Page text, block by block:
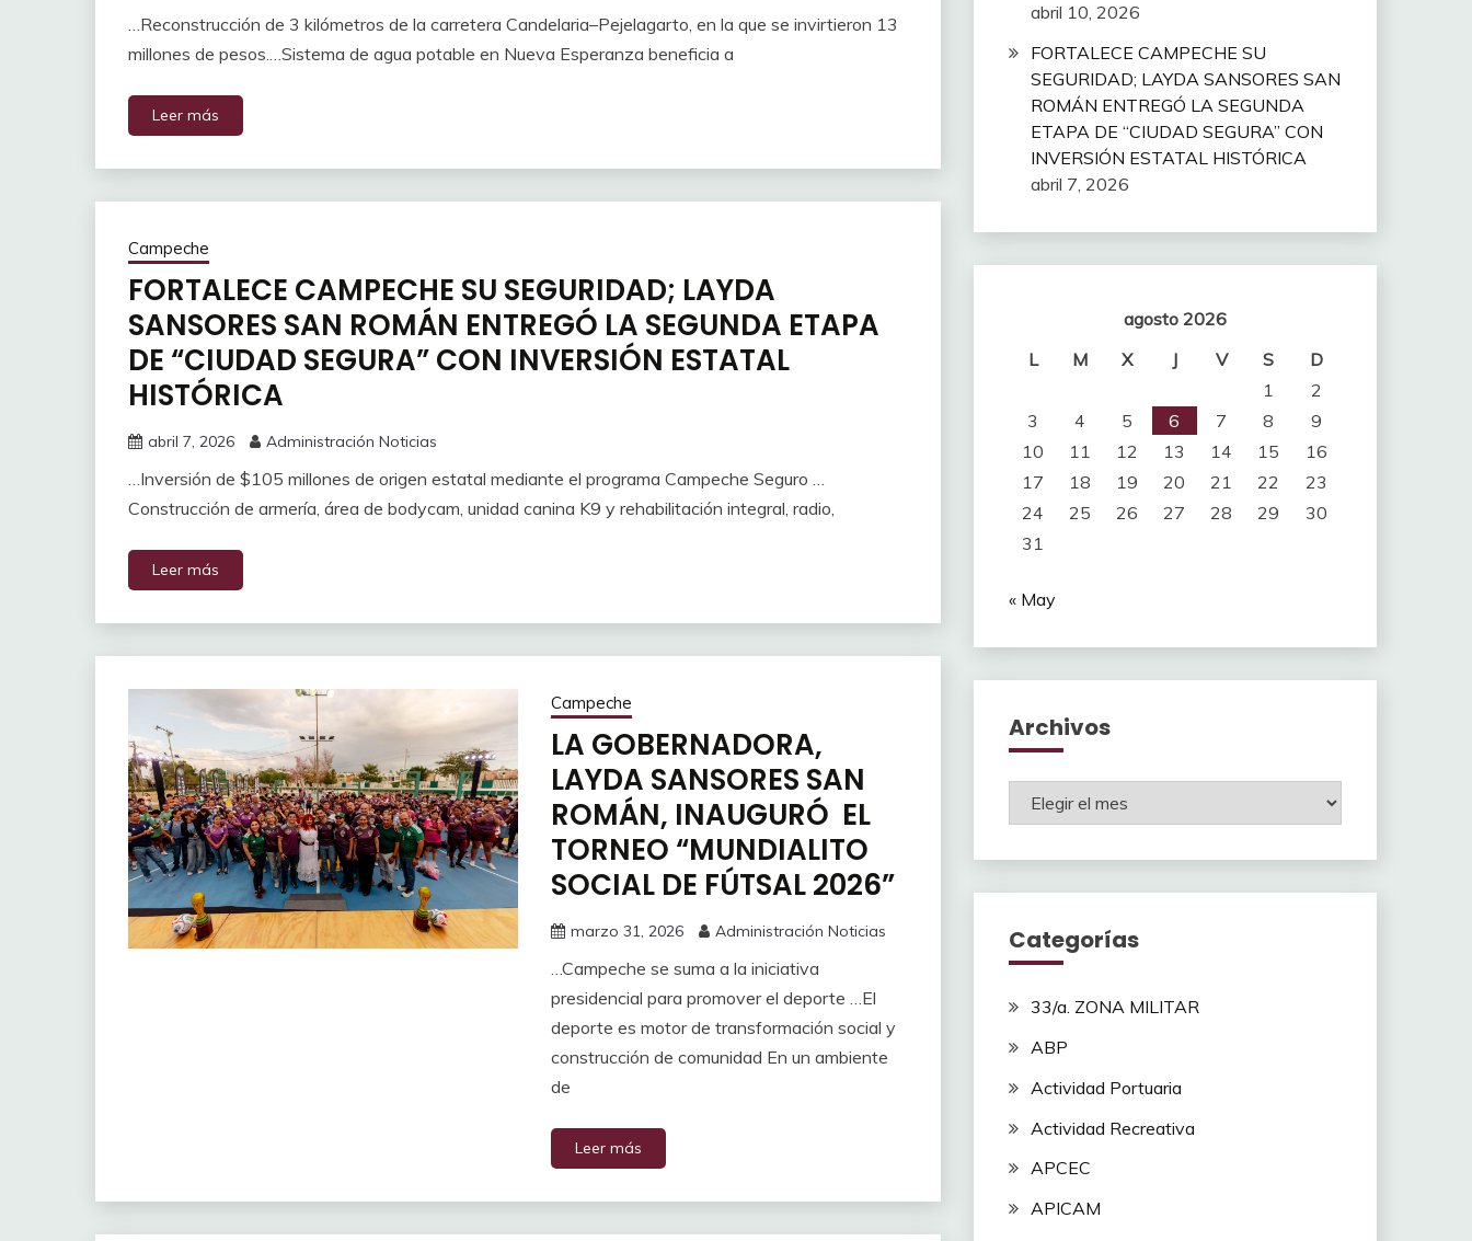
…Reconstrucción de 3 kilómetros de la carretera Candelaria–Pejelagarto, en la que se invirtieron 13
millones de pesos.…Sistema de agua potable en Nueva Esperanza beneficia a
Leer más
Campeche
FORTALECE CAMPECHE SU SEGURIDAD; LAYDA
SANSORES SAN ROMÁN ENTREGÓ LA SEGUNDA ETAPA
DE “CIUDAD SEGURA” CON INVERSIÓN ESTATAL
HISTÓRICA
abril 7, 2026 Administración Noticias
…Inversión de $105 millones de origen estatal mediante el programa Campeche Seguro …
Construcción de armería, área de bodycam, unidad canina K9 y rehabilitación integral, radio,
Leer más
Campeche
LA GOBERNADORA,
LAYDA SANSORES SAN
ROMÁN, INAUGURÓ EL
TORNEO “MUNDIALITO
SOCIAL DE FÚTSAL 2026”
marzo 31, 2026 Administración Noticias
…Campeche se suma a la iniciativa
presidencial para promover el deporte …El
deporte es motor de transformación social y
construcción de comunidad En un ambiente
de
Leer más
abril 10, 2026
FORTALECE CAMPECHE SU
SEGURIDAD; LAYDA SANSORES SAN
ROMÁN ENTREGÓ LA SEGUNDA
ETAPA DE “CIUDAD SEGURA” CON
INVERSIÓN ESTATAL HISTÓRICA
abril 7, 2026
agosto 2026
L
M X J V S
D
1
2
3
4 5 6 7 8
9
10
11 12 13 14 15
16
17
18 19 20 21 22
23
24
25 26 27 28 29
30
31
« May
Archivos
Archivos
Categorías
33/a. ZONA MILITAR
ABP
Actividad Portuaria
Actividad Recreativa
APCEC
APICAM